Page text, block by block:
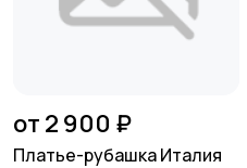
от 2 900 ₽
Платье-рубашка Италия